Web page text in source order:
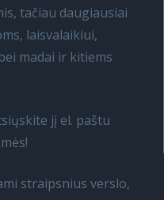
tačiau daugiausiai
laisvalaikiui,
madai ir kitiems
jį el. paštu
straipsnius verslo,